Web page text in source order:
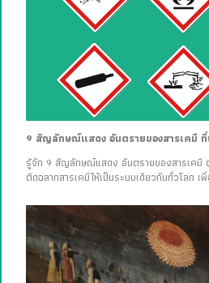
9 สัญลักษณ์แสดง อันตรายของสารเคมี ที่
รู้จัก 9 สัญลักษณ์แสดง อันตรายของสารเคมี
ติดฉลากสารเคมีให้เป็นระบบเดียวกันทั่วโลก